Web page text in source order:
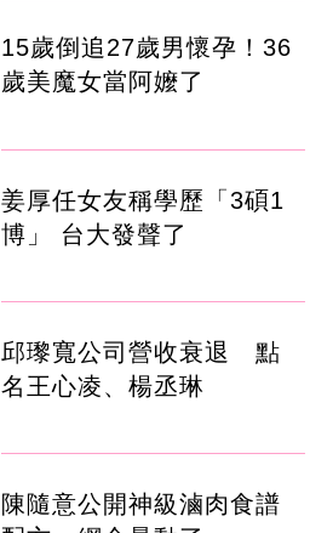
15歲倒追27歲男懷孕！36
歲美魔女當阿嬤了
姜厚任女友稱學歷「3碩1
博」 台大發聲了
邱瓈寬公司營收衰退 點
名王心凌、楊丞琳
陳隨意公開神級滷肉食譜